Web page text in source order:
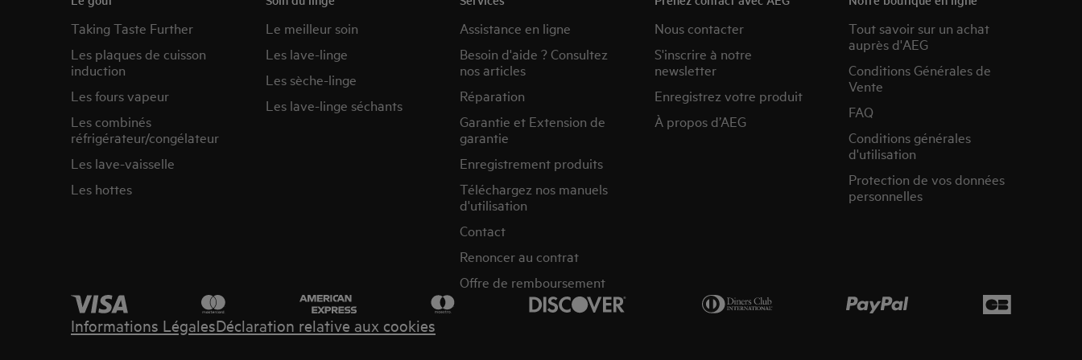
Taking Taste Further
Les plaques de cuisson
induction
Les fours vapeur
Les combinés
réfrigérateur/congélateur
Les lave-vaisselle
Les hottes
Le meilleur soin
Les lave-linge
Les sèche-linge
Les lave-linge séchants
Assistance en ligne
Besoin d'aide ? Consultez
nos articles
Réparation
Garantie et Extension de
garantie
Enregistrement produits
Téléchargez nos manuels
d'utilisation
Contact
Renoncer au contrat
Offre de remboursement
Nous contacter
S'inscrire à notre
newsletter
Enregistrez votre produit
À propos d’AEG
Tout savoir sur un achat
auprès d'AEG
Conditions Générales de
Vente
FAQ
Conditions générales
d'utilisation
Protection de vos données
personnelles
Informations LégalesDéclaration relative aux cookies